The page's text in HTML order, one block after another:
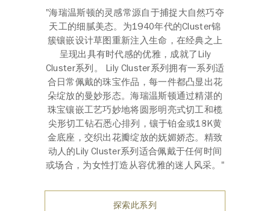
"海瑞温斯顿的灵感常源自于捕捉大自然巧夺
天工的细腻美态。为1940年代的Cluster锦
簇镶嵌设计草图重新注入生命，在经典之上
呈现出具有时代感的优雅，成就了Lily
Cluster系列。 Lily Cluster系列拥有一系列适
合日常佩戴的珠宝作品，每一件都凸显出花
朵绽放的曼妙形态。海瑞温斯顿通过精湛的
珠宝镶嵌工艺巧妙地将圆形明亮式切工和榄
尖形切工钻石悉心排列，镶于铂金或18K黄
金底座，交织出花瓣绽放的妩媚娇态。精致
动人的Lily Cluster系列适合佩戴于任何时间
或场合，为女性打造从容优雅的迷人风采。"
探索此系列